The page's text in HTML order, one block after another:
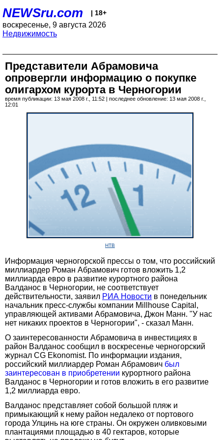
NEWSru.com | 18+
воскресенье, 9 августа 2026
Недвижимость
Представители Абрамовича
опровергли информацию о покупке
олигархом курорта в Черногории
время публикации: 13 мая 2008 г., 11:52 | последнее обновление: 13 мая 2008 г.,
12:01
НТВ
Информация черногорской прессы о том, что российский
миллиардер Роман Абрамович готов вложить 1,2
миллиарда евро в развитие курортного района
Валданос в Черногории, не соответствует
действительности, заявил РИА Новости в понедельник
начальник пресс-службы компании Millhouse Capital,
управляющей активами Абрамовича, Джон Манн. "У нас
нет никаких проектов в Черногории", - сказал Манн.
О заинтересованности Абрамовича в инвестициях в
район Валданос сообщил в воскресенье черногорский
журнал CG Ekonomist. По информации издания,
российский миллиардер Роман Абрамович был
заинтересован в приобретении курортного района
Валданос в Черногории и готов вложить в его развитие
1,2 миллиарда евро.
Валданос представляет собой большой пляж и
примыкающий к нему район недалеко от портового
города Улцинь на юге страны. Он окружен оливковыми
плантациями площадью в 40 гектаров, которые